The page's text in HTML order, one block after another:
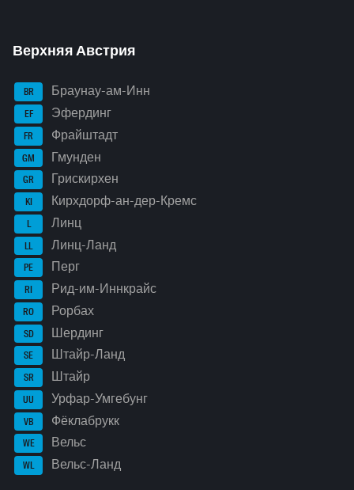
Верхняя Австрия
BR Браунау-ам-Инн
EF Эфердинг
FR Фрайштадт
GM Гмунден
GR Грискирхен
KI Кирхдорф-ан-дер-Кремс
L Линц
LL Линц-Ланд
PE Перг
RI Рид-им-Иннкрайс
RO Рорбах
SD Шердинг
SE Штайр-Ланд
SR Штайр
UU Урфар-Умгебунг
VB Фёклабрукк
WE Вельс
WL Вельс-Ланд